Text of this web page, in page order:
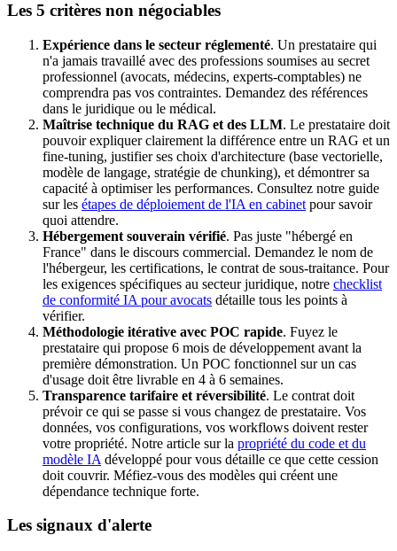
Les 5 critères non négociables
Expérience dans le secteur réglementé. Un prestataire qui
n'a jamais travaillé avec des professions soumises au secret
professionnel (avocats, médecins, experts-comptables) ne
comprendra pas vos contraintes. Demandez des références
dans le juridique ou le médical.
Maîtrise technique du RAG et des LLM. Le prestataire doit
pouvoir expliquer clairement la différence entre un RAG et un
fine-tuning, justifier ses choix d'architecture (base vectorielle,
modèle de langage, stratégie de chunking), et démontrer sa
capacité à optimiser les performances. Consultez notre guide
sur les étapes de déploiement de l'IA en cabinet pour savoir
quoi attendre.
Hébergement souverain vérifié. Pas juste "hébergé en
France" dans le discours commercial. Demandez le nom de
l'hébergeur, les certifications, le contrat de sous-traitance. Pour
les exigences spécifiques au secteur juridique, notre checklist
de conformité IA pour avocats détaille tous les points à
vérifier.
Méthodologie itérative avec POC rapide. Fuyez le
prestataire qui propose 6 mois de développement avant la
première démonstration. Un POC fonctionnel sur un cas
d'usage doit être livrable en 4 à 6 semaines.
Transparence tarifaire et réversibilité. Le contrat doit
prévoir ce qui se passe si vous changez de prestataire. Vos
données, vos configurations, vos workflows doivent rester
votre propriété. Notre article sur la propriété du code et du
modèle IA développé pour vous détaille ce que cette cession
doit couvrir. Méfiez-vous des modèles qui créent une
dépendance technique forte.
Les signaux d'alerte